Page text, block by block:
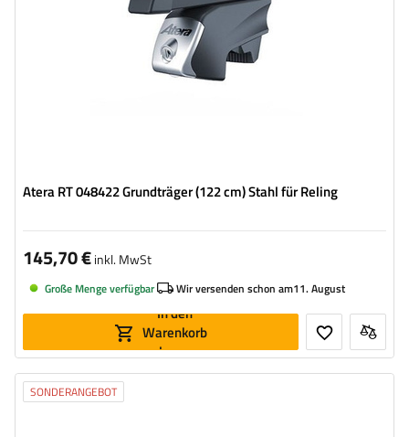
Atera RT 048422 Grundträger (122 cm) Stahl für Reling
145,70 €inkl. MwSt
Große Menge verfügbar Wir versenden schon am11. August
In den
Warenkorb
legen
SONDERANGEBOT